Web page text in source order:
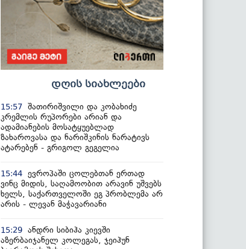
დღის სიახლეები
15:57 შათირიშვილი და კობახიძე
კრემლის რუპორები არიან და
ადამიანების მოსატყუებლად
ზახაროვასა და ნარიშკინის ნარატივს
ატარებენ - გრიგოლ გეგელია
15:44 ევროპაში ცოლებთან ერთად
ვინც მიდის, საღამოობით არავინ უშვებს
ხელს, საქართველოში ეგ პრობლემა არ
არის - ლევან მაჭავარიანი
15:29 ანდრი სიბიჰა კიევში
აზერბაიჯანელ კოლეგას, ჯეიჰუნ